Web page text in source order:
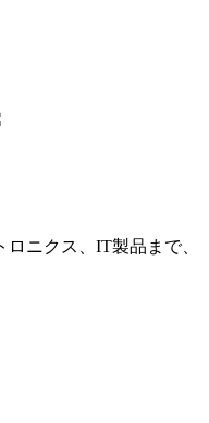
ニクス、IT製品まで、